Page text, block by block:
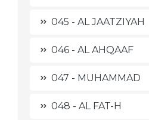
045 - AL JAATZIYAH
046 - AL AHQAAF
047 - MUHAMMAD
048 - AL FAT-H